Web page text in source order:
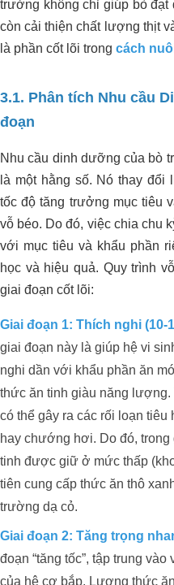
trưởng không chỉ giúp bò đạt
còn cải thiện chất lượng thịt
là phần cốt lõi trong cách
3.1. Phân tích Nhu cầu
đoạn
Nhu cầu dinh dưỡng của bò
là một hằng số. Nó thay
tốc độ tăng trưởng mục tiêu
vỗ béo. Do đó, việc chia chu
với mục tiêu và khẩu phần
học và hiệu quả. Quy trình
giai đoạn cốt lõi:
Giai đoạn 1: Thích nghi (10-
giai đoạn này là giúp hệ vi
nghi dần với khẩu phần ăn
thức ăn tinh giàu năng lượng.
có thể gây ra các rối loạn
hay chướng hơi. Do đó,
tinh được giữ ở mức thấp
tiên cung cấp thức ăn thô
trường dạ cỏ.
Giai đoạn 2: Tăng trọng
đoạn “tăng tốc”, tập trung
của hệ cơ bắp. Lượng thức